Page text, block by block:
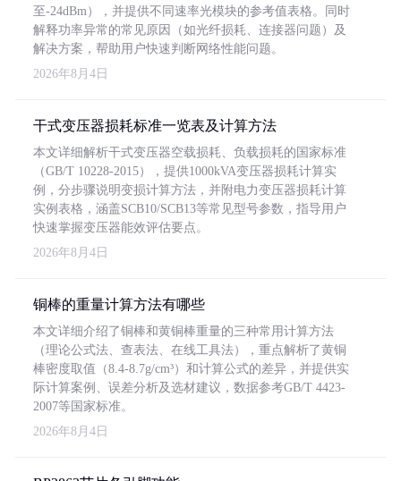
至-24dBm），并提供不同速率光模块的参考值表格。同时
解释功率异常的常见原因（如光纤损耗、连接器问题）及
解决方案，帮助用户快速判断网络性能问题。
2026年8月4日
干式变压器损耗标准一览表及计算方法
本文详细解析干式变压器空载损耗、负载损耗的国家标准
（GB/T 10228-2015），提供1000kVA变压器损耗计算实
例，分步骤说明变损计算方法，并附电力变压器损耗计算
实例表格，涵盖SCB10/SCB13等常见型号参数，指导用户
快速掌握变压器能效评估要点。
2026年8月4日
铜棒的重量计算方法有哪些
本文详细介绍了铜棒和黄铜棒重量的三种常用计算方法
（理论公式法、查表法、在线工具法），重点解析了黄铜
棒密度取值（8.4-8.7g/cm³）和计算公式的差异，并提供实
际计算案例、误差分析及选材建议，数据参考GB/T 4423-
2007等国家标准。
2026年8月4日